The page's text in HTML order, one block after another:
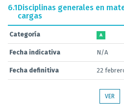
6.1Disciplinas generales en
cargas
Categoría A
Fecha indicativa N/A
Fecha definitiva 22
VER